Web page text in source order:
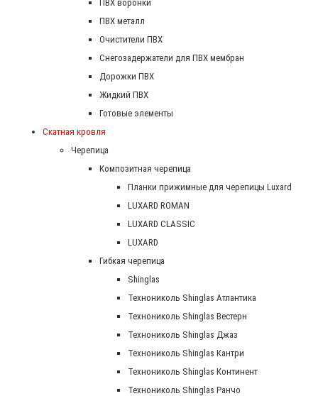
ПВХ воронки
ПВХ металл
Очистители ПВХ
Снегозадержатели для ПВХ мембран
Дорожки ПВХ
Жидкий ПВХ
Готовые элементы
Скатная кровля
Черепица
Композитная черепица
Планки прижимные для черепицы Luxard
LUXARD ROMAN
LUXARD CLASSIC
LUXARD
Гибкая черепица
Shinglas
Технониколь Shinglas Атлантика
Технониколь Shinglas Вестерн
Технониколь Shinglas Джаз
Технониколь Shinglas Кантри
Технониколь Shinglas Континент
Технониколь Shinglas Ранчо